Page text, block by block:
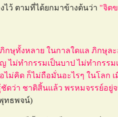
ไว้ ตามที่ได้ยกมาข้างต้นว่า "จิต
กษุทั้งหลาย ในกาลใดแล ภิกษุล
ไม่ทำกรรมเป็นบาป ไม่ทำกรรม
ไม่คิด ก็ไม่ถือมั่นอะไรๆ ในโลก
ว่า ชาติสิ้นแล้ว พรหมจรรย์อยู่จ
ทธพจน์)